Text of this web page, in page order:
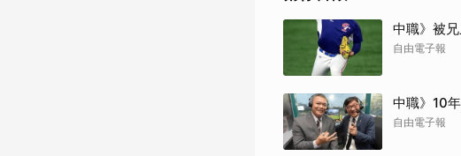
中職》被
自由電子報
中職》10
自由電子報